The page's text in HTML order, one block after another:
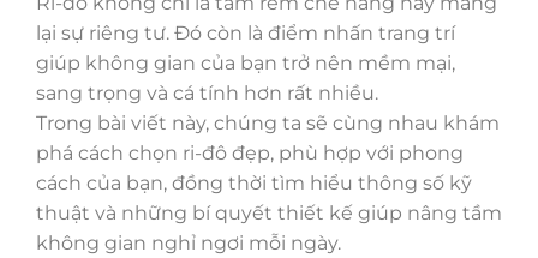
lại sự riêng tư. Đó còn là điểm nhấn trang trí
giúp không gian của bạn trở nên mềm mại,
sang trọng và cá tính hơn rất nhiều.
Trong bài viết này, chúng ta sẽ cùng nhau khám
phá cách chọn ri-đô đẹp, phù hợp với phong
cách của bạn, đồng thời tìm hiểu thông số kỹ
thuật và những bí quyết thiết kế giúp nâng tầm
không gian nghỉ ngơi mỗi ngày.